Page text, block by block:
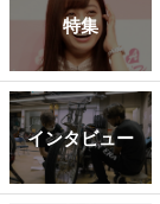
特集
インタビュー